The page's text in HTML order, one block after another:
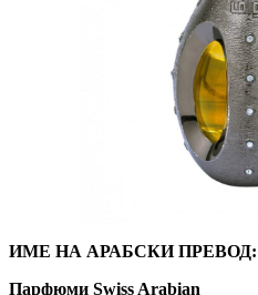
ИМЕ НА АРАБСКИ ПРЕВОД:
Парфюми Swiss Arabian